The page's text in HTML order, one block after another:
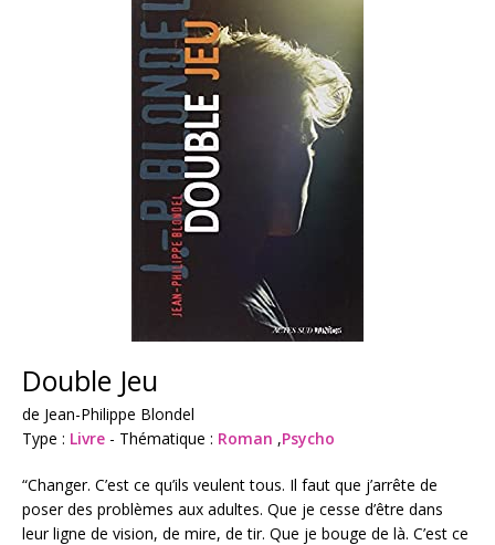
Double Jeu
de Jean-Philippe Blondel
Type : Livre - Thématique : Roman ,Psycho
“Changer. C’est ce qu’ils veulent tous. Il faut que j’arrête de
poser des problèmes aux adultes. Que je cesse d’être dans
leur ligne de vision, de mire, de tir. Que je bouge de là. C’est ce